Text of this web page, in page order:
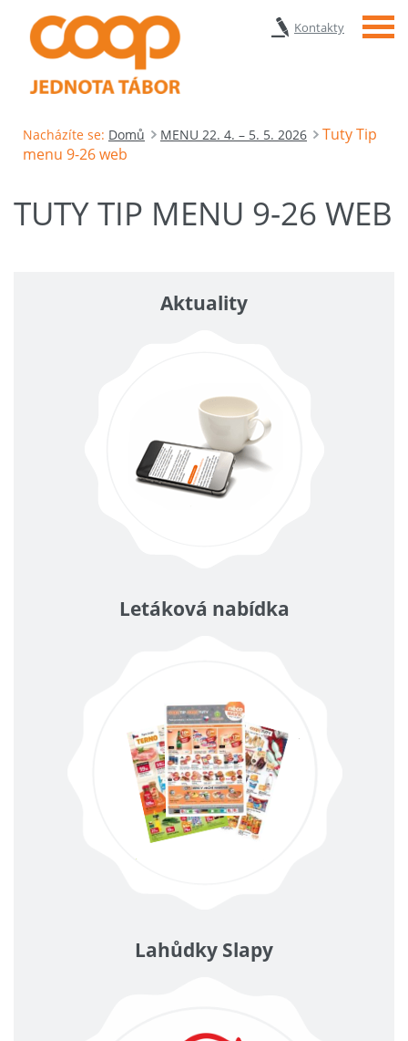
Kontakty Menu
Nacházíte se: Domů MENU 22. 4. – 5. 5. 2026
Tuty Tip
menu 9-26 web
TUTY TIP MENU 9-26 WEB
Aktuality
Letáková nabídka
Lahůdky Slapy